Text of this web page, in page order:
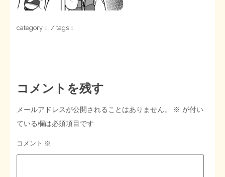
category： / tags：
コメントを残す
メールアドレスが公開されることはありません。 ※ が付い
ている欄は必須項目です
コメント ※